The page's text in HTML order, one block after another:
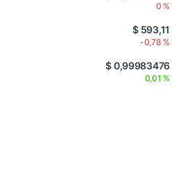
0 %
$ 593,11
-0,78 %
$ 0,99983476
0,01 %